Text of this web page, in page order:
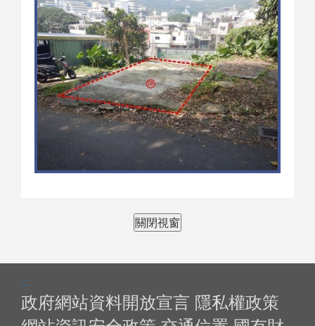
關閉視窗
:::
政府網站資料開放宣言 隱私權政策